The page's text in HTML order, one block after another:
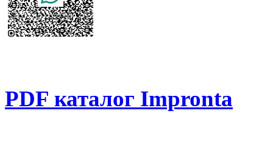
PDF каталог Impronta